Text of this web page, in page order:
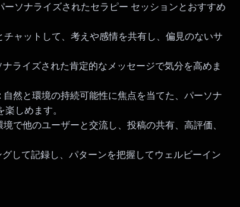
ソナライズされたセラピー セッションとおすすめ
ャットして、考えや感情を共有し、偏見のないサ
ライズされた肯定的なメッセージで気分を高めま
然と環境の持続可能性に焦点を当てた、パーソナ
しめます。
で他のユーザーと交流し、投稿の共有、高評価、
して記録し、パターンを把握してウェルビーイン